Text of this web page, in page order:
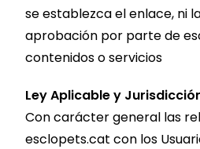
se establezca el enlace, ni
aprobación por parte de
contenidos o servicios
Ley Aplicable y
Con carácter general las
esclopets.cat con los